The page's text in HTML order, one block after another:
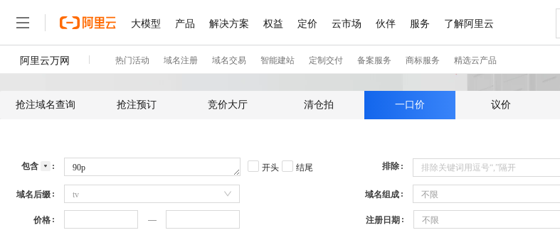
抢注域名查询 抢注预订 竞价大厅 清仓拍 一口价 议价
包含 开头 结尾 排除
域名后缀 tv 域名组成 不限
价格 注册日期 不限